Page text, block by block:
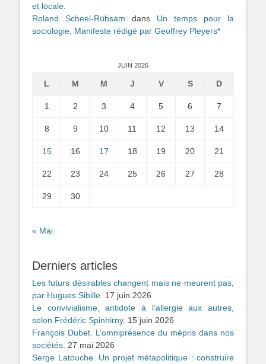
et locale.
Roland Scheel-Rübsam dans Un temps pour la
sociologie, Manifeste rédigé par Geoffrey Pleyers*
JUIN 2026
L M M J V S D
1 2 3 4 5 6 7
8 9 10 11 12 13 14
15 16 17 18 19 20 21
22 23 24 25 26 27 28
29 30
« Mai
Derniers articles
Les futurs désirables changent mais ne meurent pas,
par Hugues Sibille. 17 juin 2026
Le convivialisme, antidote à l’allergie aux autres,
selon Frédéric Spinhirny. 15 juin 2026
François Dubet. L’omniprésence du mépris dans nos
sociétés. 27 mai 2026
Serge Latouche. Un projet métapolitique : construire